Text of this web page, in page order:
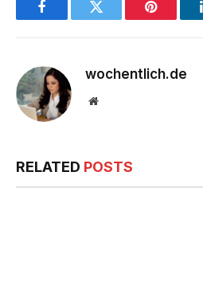
FacebookTwitter Pinterest
wochentlich.de
Website
RELATED POSTS